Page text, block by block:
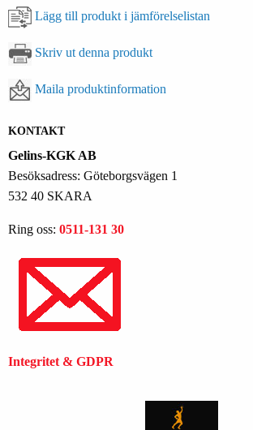
Lägg till produkt i jämförelselistan
Skriv ut denna produkt
Maila produktinformation
KONTAKT
Gelins-KGK AB
Besöksadress: Göteborgsvägen 1
532 40 SKARA
Ring oss: 0511-131 30
Integritet & GDPR